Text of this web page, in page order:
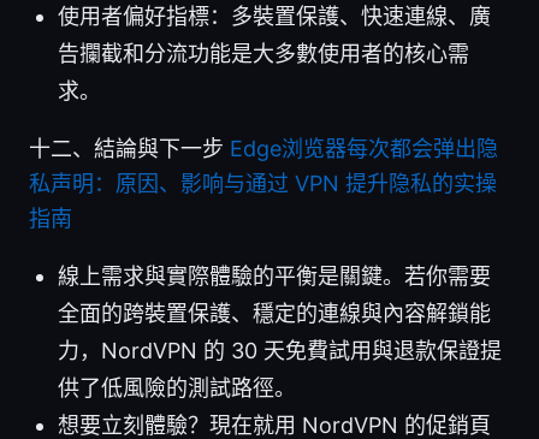
使用者偏好指標：多裝置保護、快速連線、廣
告攔截和分流功能是大多數使用者的核心需
求。
十二、結論與下一步 Edge浏览器每次都会弹出隐
私声明：原因、影响与通过 VPN 提升隐私的实操
指南
線上需求與實際體驗的平衡是關鍵。若你需要
全面的跨裝置保護、穩定的連線與內容解鎖能
力，NordVPN 的 30 天免費試用與退款保證提
供了低風險的測試路徑。
想要立刻體驗？現在就用 NordVPN 的促銷頁